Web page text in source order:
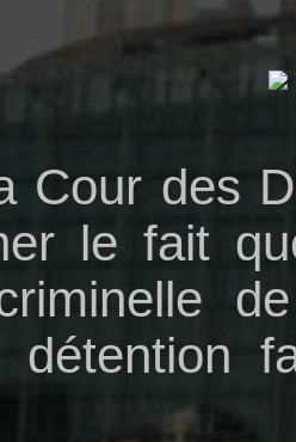
Cour des
le fait
détention